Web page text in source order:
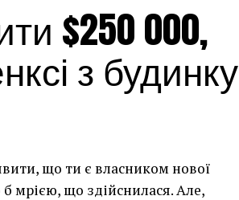
$250 000,
з будинку
що ти є власником нової
мрією, що здійснилася. Але,